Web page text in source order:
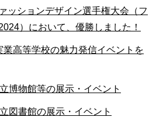
ッションデザイン選手権大会（フ
）において、優勝しました！
高等学校の魅力発信イベントを
博物館等の展示・イベント
図書館の展示・イベント